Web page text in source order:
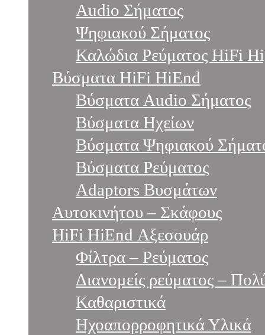
Audio Σήματος
Ψηφιακού Σήματος
Καλώδια Ρεύματος HiFi
Βύσματα HiFi HiEnd
Βύσματα Audio Σήματος
Βύσματα Ηχείων
Βύσματα Ψηφιακού
Βύσματα Ρεύματος
Adaptors Βυσμάτων
Αυτοκινήτου – Σκάφους
HiFi HiEnd Αξεσουάρ
Φίλτρα – Ρεύματος
Διανομείς ρεύματος –
Καθαριστικά
Ηχοαπορροφητικά Υλικά